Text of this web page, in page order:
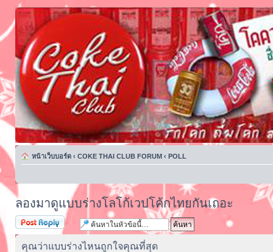
หน้าเว็บบอร์ด ‹ COKE THAI CLUB FORUM ‹ POLL
ลองมาดูแบบร่างโลโก้เวปโค้กไทยกันเถอะ
ตอบกระทู้
คุณว่าแบบร่างไหนถูกใจคุณที่สุด